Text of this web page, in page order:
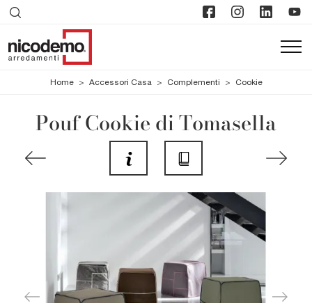
Home > Accessori Casa > Complementi > Cookie
Pouf Cookie di Tomasella